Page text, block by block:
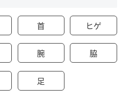
首 ヒゲ
腕 脇
足